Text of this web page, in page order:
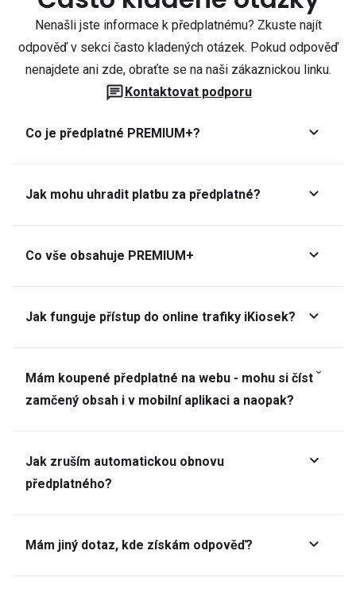
Nenašli jste informace k předplatnému? Zkuste najít
odpověď v sekci často kladených otázek. Pokud odpověď
nenajdete ani zde, obraťte se na naši zákaznickou linku.
Kontaktovat podporu
Co je předplatné PREMIUM+?
Jak mohu uhradit platbu za předplatné?
Co vše obsahuje PREMIUM+
Jak funguje přístup do online trafiky iKiosek?
Mám koupené předplatné na webu - mohu si číst
zamčený obsah i v mobilní aplikaci a naopak?
Jak zruším automatickou obnovu
předplatného?
Mám jiný dotaz, kde získám odpověď?